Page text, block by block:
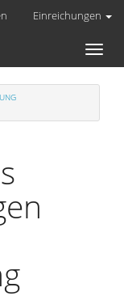
Einreichungen
Toggle